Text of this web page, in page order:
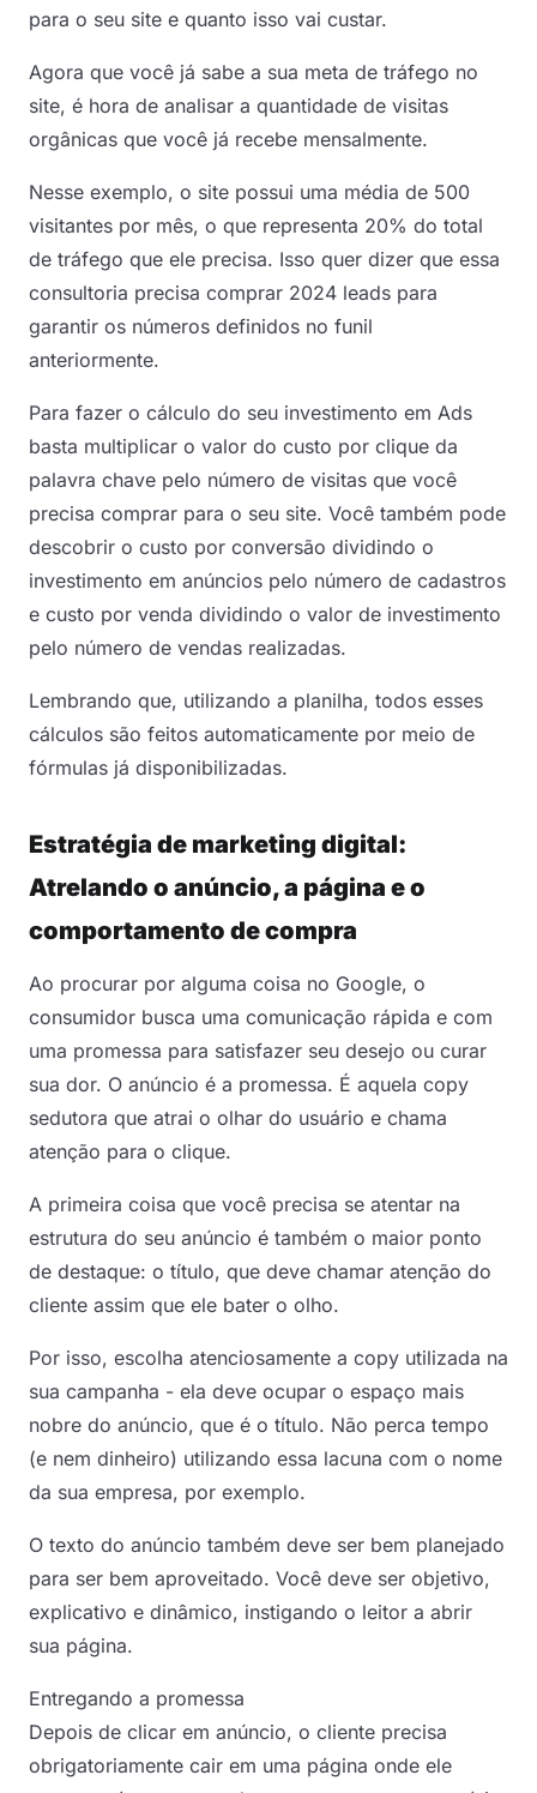
para o seu site e quanto isso vai custar.
Agora que você já sabe a sua meta de tráfego no
site, é hora de analisar a quantidade de visitas
orgânicas que você já recebe mensalmente.
Nesse exemplo, o site possui uma média de 500
visitantes por mês, o que representa 20% do total
de tráfego que ele precisa. Isso quer dizer que essa
consultoria precisa comprar 2024 leads para
garantir os números definidos no funil
anteriormente.
Para fazer o cálculo do seu investimento em Ads
basta multiplicar o valor do custo por clique da
palavra chave pelo número de visitas que você
precisa comprar para o seu site. Você também pode
descobrir o custo por conversão dividindo o
investimento em anúncios pelo número de cadastros
e custo por venda dividindo o valor de investimento
pelo número de vendas realizadas.
Lembrando que, utilizando a planilha, todos esses
cálculos são feitos automaticamente por meio de
fórmulas já disponibilizadas.
Estratégia de marketing digital:
Atrelando o anúncio, a página e o
comportamento de compra
Ao procurar por alguma coisa no Google, o
consumidor busca uma comunicação rápida e com
uma promessa para satisfazer seu desejo ou curar
sua dor. O anúncio é a promessa. É aquela copy
sedutora que atrai o olhar do usuário e chama
atenção para o clique.
A primeira coisa que você precisa se atentar na
estrutura do seu anúncio é também o maior ponto
de destaque: o título, que deve chamar atenção do
cliente assim que ele bater o olho.
Por isso, escolha atenciosamente a copy utilizada na
sua campanha - ela deve ocupar o espaço mais
nobre do anúncio, que é o título. Não perca tempo
(e nem dinheiro) utilizando essa lacuna com o nome
da sua empresa, por exemplo.
O texto do anúncio também deve ser bem planejado
para ser bem aproveitado. Você deve ser objetivo,
explicativo e dinâmico, instigando o leitor a abrir
sua página.
Entregando a promessa
Depois de clicar em anúncio, o cliente precisa
obrigatoriamente cair em uma página onde ele